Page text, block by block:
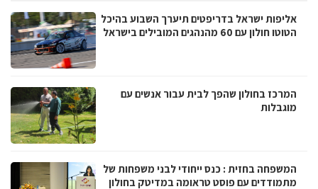
אליפות ישראל בדריפטים תיערך השבוע בהיכל
הטוטו חולון עם 60 מהנהגים המובילים בישראל
המרכז בחולון שהפך לבית עבור אנשים עם
מוגבלות
המשפחה בחזית : כנס ייחודי לבני משפחות של
מתמודדים עם פוסט טראומה במדיטק בחולון